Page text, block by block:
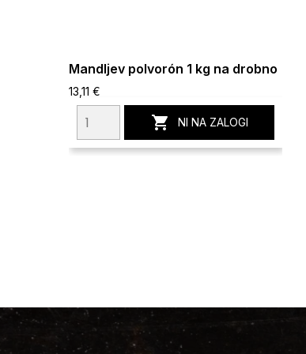
Mandljev polvorón 1 kg na drobno
13,11 €
 NI NA ZALOGI